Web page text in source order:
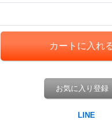
お気に入り登録